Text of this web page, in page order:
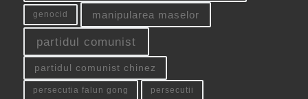
genocid manipularea maselor
partidul comunist
partidul comunist chinez
persecutia falun gong persecutii